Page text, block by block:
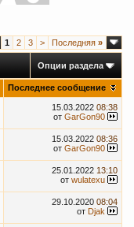
1 2 3 > Последняя »
Опции раздела
Последнее сообщение
15.03.2022 08:38
от GarGon90
15.03.2022 08:36
от GarGon90
25.01.2022 13:10
от wulatexu
29.10.2020 08:04
от Djak